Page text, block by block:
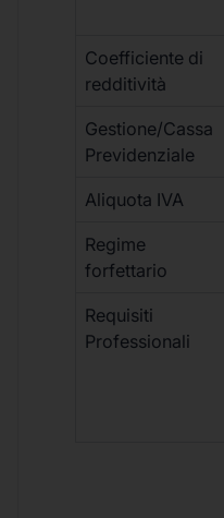
Coefficiente di
redditività
Gestione/Cassa
Previdenziale
Aliquota IVA
Regime
forfettario
Requisiti
Professionali